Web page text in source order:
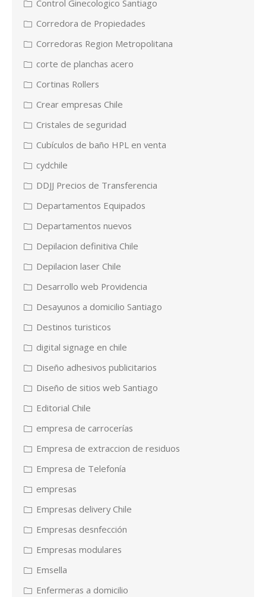
Control Ginecologico Santiago
Corredora de Propiedades
Corredoras Region Metropolitana
corte de planchas acero
Cortinas Rollers
Crear empresas Chile
Cristales de seguridad
Cubículos de baño HPL en venta
cydchile
DDJJ Precios de Transferencia
Departamentos Equipados
Departamentos nuevos
Depilacion definitiva Chile
Depilacion laser Chile
Desarrollo web Providencia
Desayunos a domicilio Santiago
Destinos turisticos
digital signage en chile
Diseño adhesivos publicitarios
Diseño de sitios web Santiago
Editorial Chile
empresa de carrocerías
Empresa de extraccion de residuos
Empresa de Telefonía
empresas
Empresas delivery Chile
Empresas desnfección
Empresas modulares
Emsella
Enfermeras a domicilio